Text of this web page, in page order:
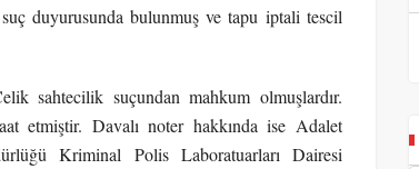
duyurusunda bulunmuş ve tapu iptali tescil
sahtecilik suçundan mahkum olmuşlardır.
etmiştir. Davalı noter hakkında ise Adalet
Kriminal Polis Laboratuarları Dairesi